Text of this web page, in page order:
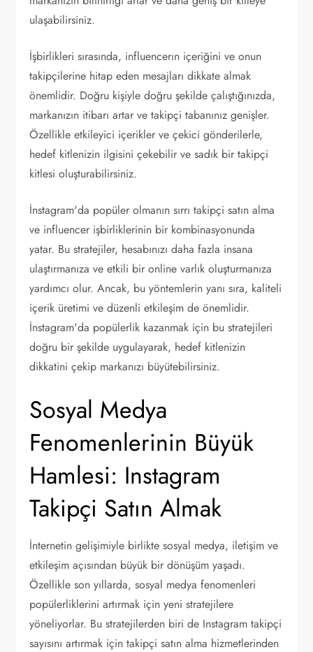
ulaşabilirsiniz.
İşbirlikleri sırasında, influencerın içeriğini ve onun
takipçilerine hitap eden mesajları dikkate almak
önemlidir. Doğru kişiyle doğru şekilde çalıştığınızda,
markanızın itibarı artar ve takipçi tabanınız genişler.
Özellikle etkileyici içerikler ve çekici gönderilerle,
hedef kitlenizin ilgisini çekebilir ve sadık bir takipçi
kitlesi oluşturabilirsiniz.
İnstagram'da popüler olmanın sırrı takipçi satın alma
ve influencer işbirliklerinin bir kombinasyonunda
yatar. Bu stratejiler, hesabınızı daha fazla insana
ulaştırmanıza ve etkili bir online varlık oluşturmanıza
yardımcı olur. Ancak, bu yöntemlerin yanı sıra, kaliteli
içerik üretimi ve düzenli etkileşim de önemlidir.
İnstagram'da popülerlik kazanmak için bu stratejileri
doğru bir şekilde uygulayarak, hedef kitlenizin
dikkatini çekip markanızı büyütebilirsiniz.
Sosyal Medya
Fenomenlerinin Büyük
Hamlesi: Instagram
Takipçi Satın Almak
İnternetin gelişimiyle birlikte sosyal medya, iletişim ve
etkileşim açısından büyük bir dönüşüm yaşadı.
Özellikle son yıllarda, sosyal medya fenomenleri
popülerliklerini artırmak için yeni stratejilere
yöneliyorlar. Bu stratejilerden biri de Instagram takipçi
sayısını artırmak için takipçi satın alma hizmetlerinden